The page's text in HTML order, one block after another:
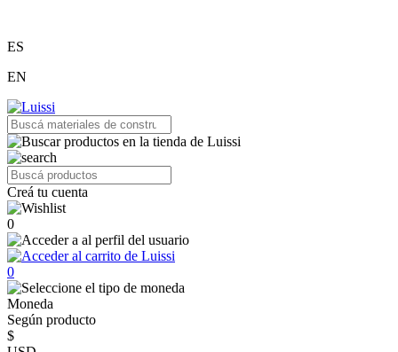
ES
EN
Creá tu cuenta
0
0
Moneda
Según producto
$